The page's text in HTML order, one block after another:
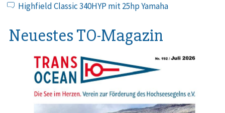
Highfield Classic 340HYP mit 25hp Yamaha
Neuestes TO-Magazin